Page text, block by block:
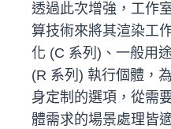
透過此次增強，工作
算技術來將其渲染工
化 (C 系列)、一般用
(R 系列) 執行個體，
身定制的選項，從需
體需求的場景處理皆